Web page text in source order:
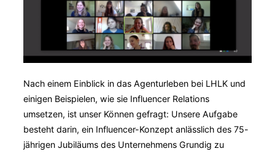
Nach einem Einblick in das Agenturleben bei LHLK und
einigen Beispielen, wie sie Influencer Relations
umsetzen, ist unser Können gefragt: Unsere Aufgabe
besteht darin, ein Influencer-Konzept anlässlich des 75-
jährigen Jubiläums des Unternehmens Grundig zu